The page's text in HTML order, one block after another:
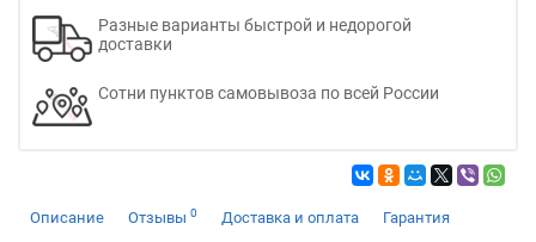
Разные варианты быстрой и недорогой
доставки
Сотни пунктов самовывоза по всей России
Описание Отзывы 0 Доставка и оплата Гарантия